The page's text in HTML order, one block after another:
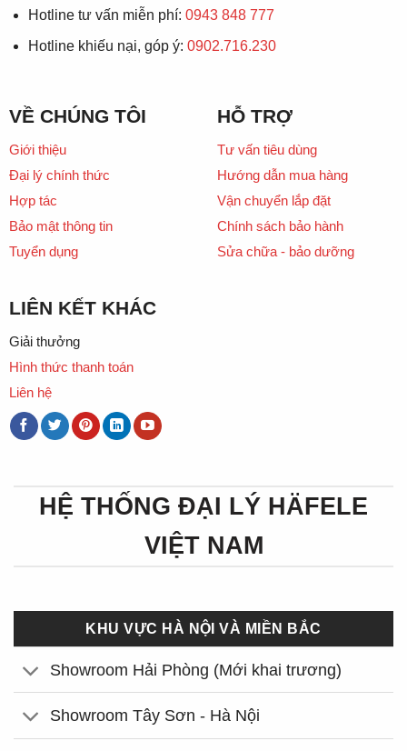
Hotline tư vấn miễn phí: 0943 848 777
Hotline khiếu nại, góp ý: 0902.716.230
VỀ CHÚNG TÔI
Giới thiệu
Đại lý chính thức
Hợp tác
Bảo mật thông tin
Tuyển dụng
HỖ TRỢ
Tư vấn tiêu dùng
Hướng dẫn mua hàng
Vận chuyển lắp đặt
Chính sách bảo hành
Sửa chữa - bảo dưỡng
LIÊN KẾT KHÁC
Giải thưởng
Hình thức thanh toán
Liên hệ
HỆ THỐNG ĐẠI LÝ HÄFELE
VIỆT NAM
KHU VỰC HÀ NỘI VÀ MIỀN BẮC
Showroom Hải Phòng (Mới khai trương)
Showroom Tây Sơn - Hà Nội